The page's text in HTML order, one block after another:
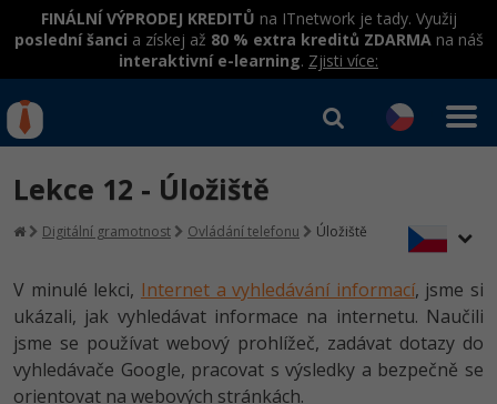
FINÁLNÍ VÝPRODEJ KREDITŮ na ITnetwork je tady. Využij
poslední šanci a získej až 80 % extra kreditů ZDARMAna náš
interaktivní e-learning. Zjisti více:
hrazené úřadem práce
Workshopy zdarma
Umělá inteligence v praxi
Datová analýza v praxi
Školení
Základy programování
Školení dle technologií
Junior programátor
Programátor WWW aplikací
Kurzy programování
Jak začít?
Kurzy e-commerce
Přihlásit se |Registrovat
Lekce 12 - Úložiště
Digitální gramotnost Ovládání telefonu Úložiště
V minulé lekci, Internet a vyhledávání informací, jsme si
ukázali, jak vyhledávat informace na internetu. Naučili
jsme se používat webový prohlížeč, zadávat dotazy do
vyhledávače Google, pracovat s výsledky a bezpečně se
orientovat na webových stránkách.